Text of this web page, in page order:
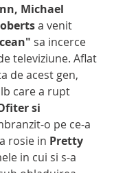
Michael
a venit
sa incerce
televiziune. Aflat
de acest gen,
care a rupt
si
o pe ce-a
rosie in Pretty
in cui si s-a